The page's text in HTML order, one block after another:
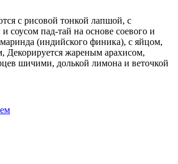
с рисовой тонкой лапшой, с
соусом пад-тай на основе соевого и
(индийского финика), с яйцом,
Декорируется жареным арахисом,
шичими, долькой лимона и веточкой